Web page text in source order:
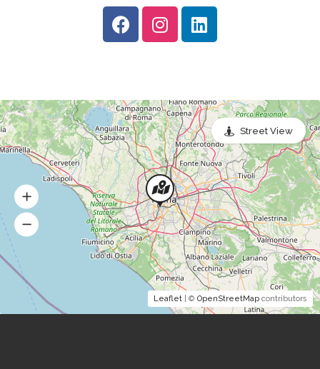
Leaflet | © OpenStreetMap contributors
Street View